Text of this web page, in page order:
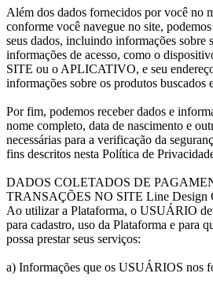
Além dos dados fornecidos por você no
conforme você navegue no site,
seus dados, incluindo informações sobre
informações de acesso, como o
SITE ou o APLICATIVO, e seu
informações sobre os produtos buscados
Por fim, podemos receber dados e
nome completo, data de nascimento e
necessárias para a verificação da
fins descritos nesta Política de
DADOS COLETADOS DE
TRANSAÇÕES NO SITE Line Design
Ao utilizar a Plataforma, o USUÁRIO
para cadastro, uso da Plataforma e para
possa prestar seus serviços:
a) Informações que os USUÁRIOS nos